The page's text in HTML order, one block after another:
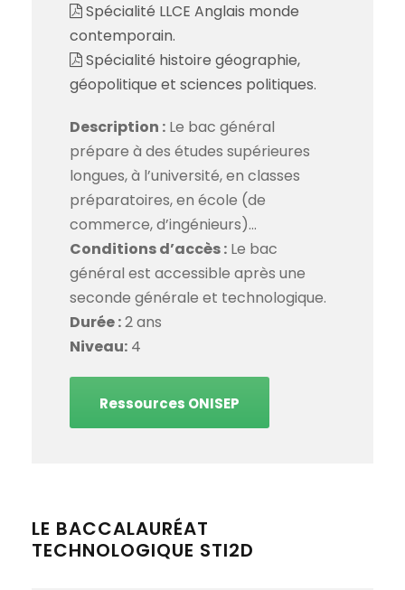
Spécialité LLCE Anglais monde
contemporain.
Spécialité histoire géographie,
géopolitique et sciences politiques.
Description : Le bac général
prépare à des études supérieures
longues, à l’université, en classes
préparatoires, en école (de
commerce, d’ingénieurs)…
Conditions d’accès : Le bac
général est accessible après une
seconde générale et technologique.
Durée :2 ans
Niveau: 4
Ressources ONISEP
LE BACCALAURÉAT
TECHNOLOGIQUE STI2D